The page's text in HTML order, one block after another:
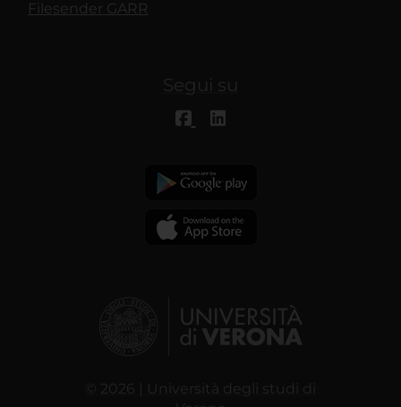
Filesender GARR
Segui su
© 2026 | Università degli studi di